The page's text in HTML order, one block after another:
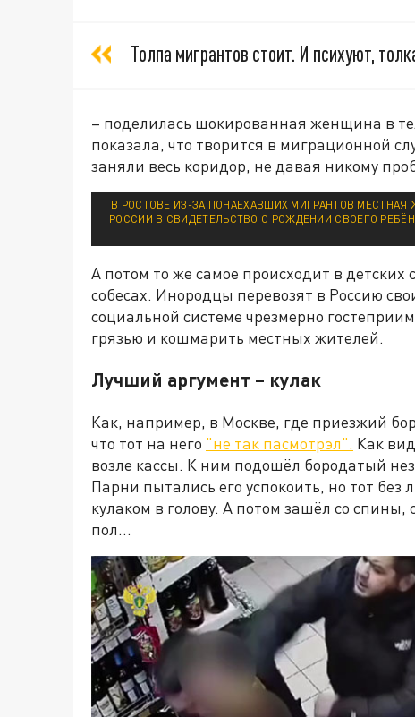
Толпа мигрантов стоит. И психуют,
– поделилась шокированная женщина в
показала, что творится в миграционной
заняли весь коридор, не давая никому
В РОСТОВЕ ИЗ-ЗА ПОНАЕХАВШИХ МИГРАНТОВ
РОССИИ В СВИДЕТЕЛЬСТВО О РОЖДЕНИИ СВОЕГО
А потом то же самое происходит в
собесах. Инородцы перевозят в Россию
социальной системе чрезмерно
грязью и кошмарить местных жителей.
Лучший аргумент – кулак
Как, например, в Москве, где приезжий
что тот на него "не так пасмотрэл". Как
возле кассы. К ним подошёл бородатый
Парни пытались его успокоить, но тот
кулаком в голову. А потом зашёл со
пол…